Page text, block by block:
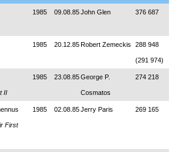
1985 09.08.85John Glen 376 687
1985 20.12.85Robert Zemeckis 288 948
(291 974)
II
1985 23.08.85George P.
Cosmatos
274 218
First
1985 02.08.85Jerry Paris 269 165